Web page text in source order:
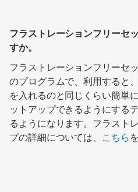
フラストレーションフリーセ
すか。
フラストレーションフリーセ
のプログラムで、利用すると
を入れるのと同じくらい簡単
ットアップできるようにする
るようになります。フラスト
プの詳細については、 こちら